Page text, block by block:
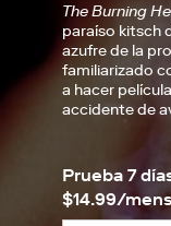
The Burning
paraíso kitsch
azufre de la
familiarizado
a hacer
accidente de
Prueba 7
$14.99/